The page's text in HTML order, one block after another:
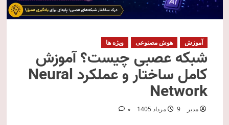
آموزش هوش مصنوعی ویژه ها
شبکه عصبی چیست؟ آموزش
کامل ساختار و عملکرد Neural
Network
مدیر 9 مرداد 1405 0